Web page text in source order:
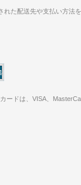
れた配送先や支払い方法
ードは、VISA、